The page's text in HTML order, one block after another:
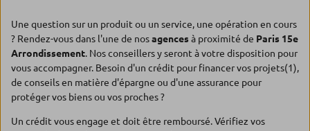
Une question sur un produit ou un service, une opération en cours
? Rendez-vous dans l'une de nosagencesà proximité de Paris 15e
Arrondissement. Nos conseillers y seront à votre disposition pour
vous accompagner. Besoin d'un crédit pour financer vos projets(1),
de conseils en matière d'épargne ou d'une assurance pour
protéger vos biens ou vos proches ?
Un crédit vous engage et doit être remboursé. Vérifiez vos